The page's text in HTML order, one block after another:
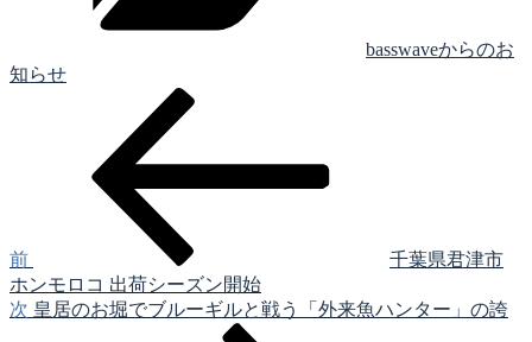
basswaveからのお
知らせ
ゲ
ー
前
千葉県君津市
ホンモロコ 出荷シーズン開始
次
次 皇居のお堀でブルーギルと戦う「外来魚ハンター」の誇